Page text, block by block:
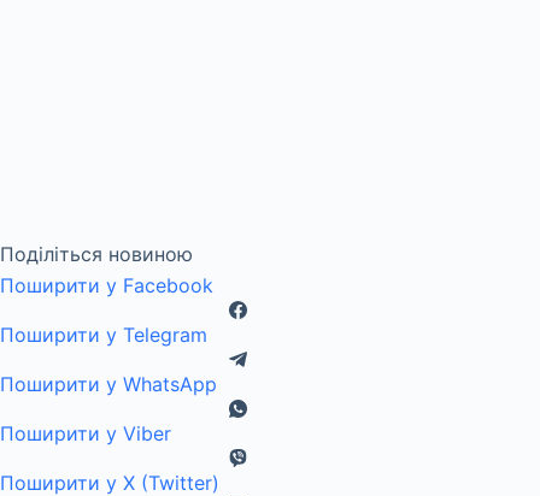
Поділіться новиною
Поширити у Facebook
Поширити у Telegram
Поширити у WhatsApp
Поширити у Viber
Поширити у X (Twitter)